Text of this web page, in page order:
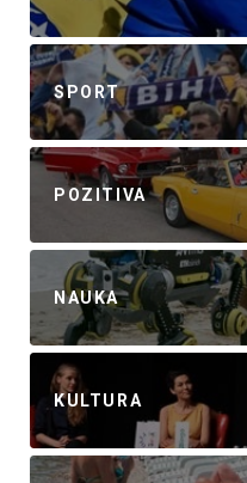
SPORT
POZITIVA
NAUKA
KULTURA